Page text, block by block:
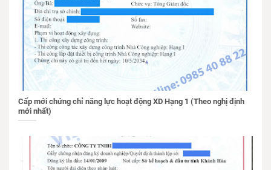
Cấp mới chứng chỉ năng lực hoạt động XD Hạng 1 (Theo nghị định
mới nhất)